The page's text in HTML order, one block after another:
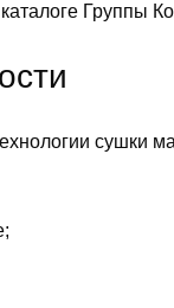
Группы
сушки